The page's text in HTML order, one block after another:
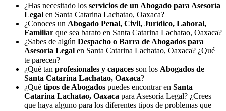
¿Has necesitado los servicios de un Abogado para Asesoría
Legal en Santa Catarina Lachatao, Oaxaca?
¿Conoces un Abogado Penal, Civil, Jurídico, Laboral,
Familiar que sea barato en Santa Catarina Lachatao, Oaxaca?
¿Sabes de algún Despacho o Barra de Abogados para
Asesoría Legal en Santa Catarina Lachatao, Oaxaca? ¿Qué
te parecen?
¿Qué tan profesionales y capaces son los Abogados de
Santa Catarina Lachatao, Oaxaca?
¿Qué tipos de Abogados puedes encontrar en Santa
Catarina Lachatao, Oaxaca para Asesoría Legal? ¿Crees
que haya alguno para los diferentes tipos de problemas que